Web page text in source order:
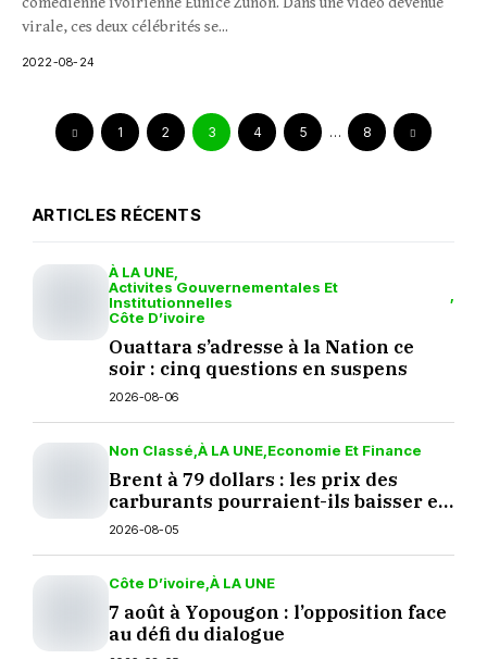
virale, ces deux célébrités se...
2022-08-24
1 2 3 4 5 … 8
ARTICLES RÉCENTS
À LA UNE
Activites Gouvernementales Et
Institutionnelles
Côte D’ivoire
Ouattara s’adresse à la Nation ce
soir : cinq questions en suspens
2026-08-06
Non Classé À LA UNE Economie Et Finance
Brent à 79 dollars : les prix des
carburants pourraient-ils baisser en
septembre ?
2026-08-05
Côte D’ivoire À LA UNE
7 août à Yopougon : l’opposition face
au défi du dialogue